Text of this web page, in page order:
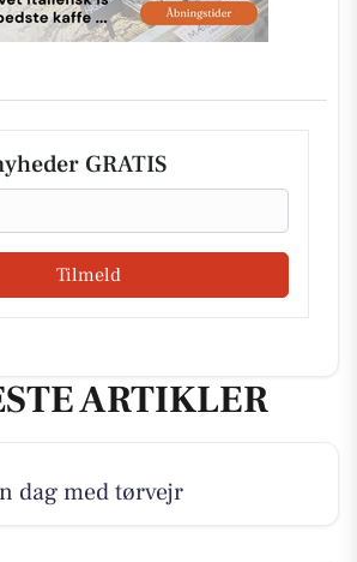
GRATIS
Tilmeld
ARTIKLER
dag med tørvejr